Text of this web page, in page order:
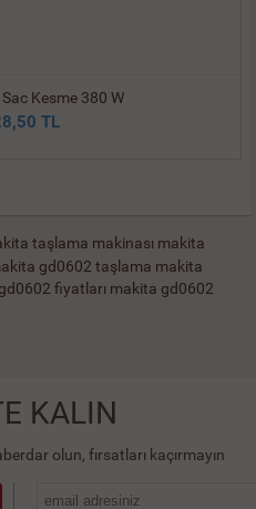
Kesme 380 W
TL
taşlama makinası makita
gd0602 taşlama makita
fiyatları makita gd0602
KALIN
olun, fırsatları kaçırmayın